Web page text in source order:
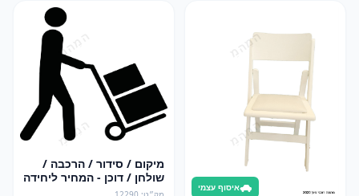
איסוף עצמי
מיקום / סידור / הרכבה /
שולחן / דוכן - המחיר ליחידה
אחת